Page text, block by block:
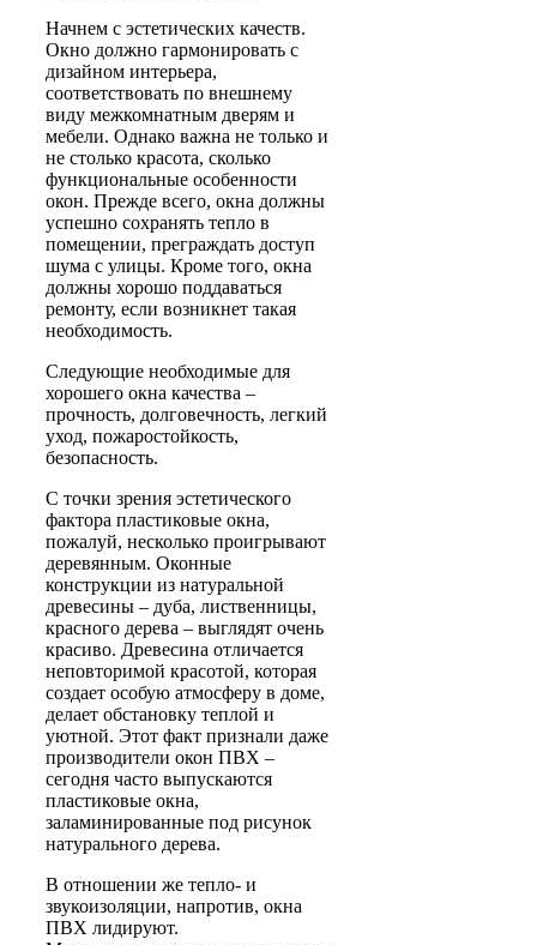
Начнем с эстетических качеств.
Окно должно гармонировать с
дизайном интерьера,
соответствовать по внешнему
виду межкомнатным дверям и
мебели. Однако важна не только и
не столько красота, сколько
функциональные особенности
окон. Прежде всего, окна должны
успешно сохранять тепло в
помещении, преграждать доступ
шума с улицы. Кроме того, окна
должны хорошо поддаваться
ремонту, если возникнет такая
необходимость.
Следующие необходимые для
хорошего окна качества –
прочность, долговечность, легкий
уход, пожаростойкость,
безопасность.
С точки зрения эстетического
фактора пластиковые окна,
пожалуй, несколько проигрывают
деревянным. Оконные
конструкции из натуральной
древесины – дуба, лиственницы,
красного дерева – выглядят очень
красиво. Древесина отличается
неповторимой красотой, которая
создает особую атмосферу в доме,
делает обстановку теплой и
уютной. Этот факт признали даже
производители окон ПВХ –
сегодня часто выпускаются
пластиковые окна,
заламинированные под рисунок
натурального дерева.
В отношении же тепло- и
звукоизоляции, напротив, окна
ПВХ лидируют.